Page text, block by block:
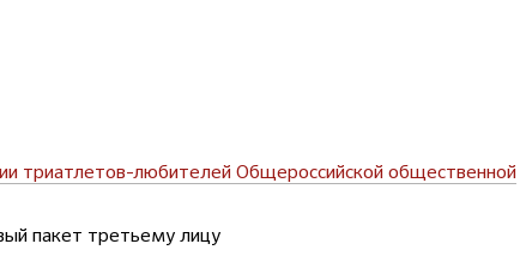
триатлетов-любителей Общероссийской общественной
пакет третьему лицу